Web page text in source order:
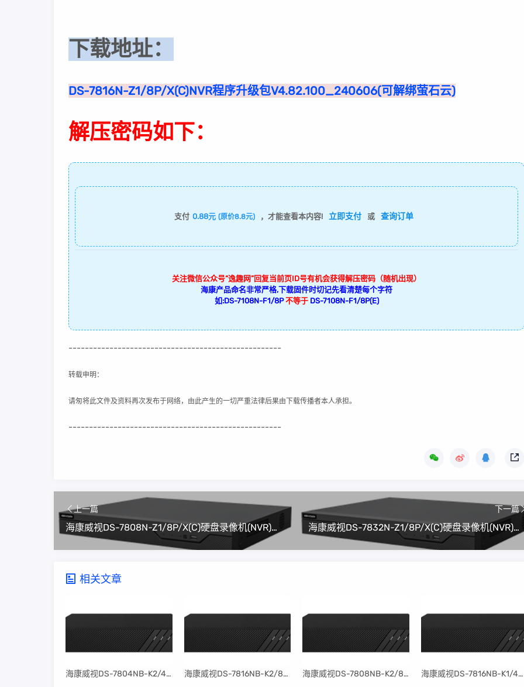
下载地址：
DS-7816N-Z1/8P/X(C)NVR程序升级包V4.82.100_240606(可解绑萤石云)
解压密码如下：
支付 0.88元 (原价8.8元) ，才能查看本内容! 立即支付 或 查询订单
关注微信公众号“逸趣网”回复当前页ID号有机会获得解压密码（随机出现）
海康产品命名非常严格,下载固件时切记先看清楚每个字符
如:DS-7108N-F1/8P 不等于 DS-7108N-F1/8P(E)
----------------------------------------------------
转载申明：
请匆将此文件及资料再次发布于网络，由此产生的一切严重法律后果由下载传播者本人承担。
----------------------------------------------------
上一篇
海康威视DS-7808N-Z1/8P/X(C)硬盘录像机(NVR)程序升级包V4.82.100_240606(可解绑萤石云)
下一篇
海康威视DS-7832N-Z1/8P/X(C)硬盘录像机(NVR)程序升级包V4.82.100_240606(可解绑萤石云)
相关文章
​海康威视DS-7804NB-K2/4P固件升级包V4.30.097build240401 ​海康威视DS-7816NB-K2/8P固件升级包V4.30.097build240401 ​海康威视DS-7808NB-K2/8P固件升级包V4.30.097build240401 ​海康威视DS-7816NB-K1/4P固件升级包V4.30.097build240401